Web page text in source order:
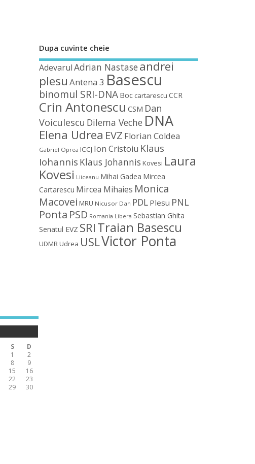
Dupa cuvinte cheie
Adevarul Adrian Nastaseandrei
plesu Antena 3 Basescu
binomul SRI-DNA Boc cartarescu CCR
Crin Antonescu CSM Dan
Voiculescu Dilema Veche DNA
Elena Udrea EVZ Florian Coldea
Gabriel Oprea ICCJ Ion Cristoiu Klaus
Iohannis Klaus Johannis Kovesi Laura
Kovesi Liiceanu Mihai Gadea Mircea
Cartarescu Mircea Mihaies Monica
Macovei MRU Nicusor Dan PDL Plesu PNL
Ponta PSD Romania Libera Sebastian Ghita
Senatul EVZ SRITraian Basescu
UDMRUdrea USLVictor Ponta
S
D
1
2
8
9
15
16
22
23
29
30